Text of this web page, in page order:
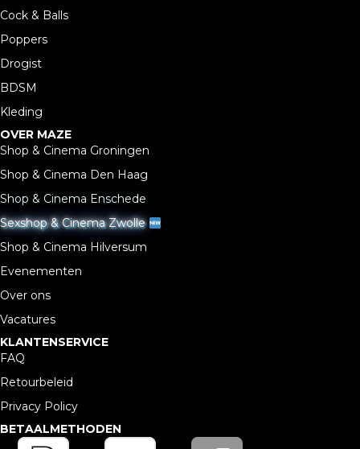
Cock & Balls
Poppers
Drogist
BDSM
Kleding
OVER MAZE
Shop & Cinema Groningen
Shop & Cinema Den Haag
Shop & Cinema Enschede
Sexshop & Cinema Zwolle
Shop & Cinema Hilversum
Evenementen
Over ons
Vacatures
KLANTENSERVICE
FAQ
Retourbeleid
Privacy Policy
BETAALMETHODEN